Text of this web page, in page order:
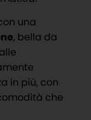
una
, bella da
in più, con
che